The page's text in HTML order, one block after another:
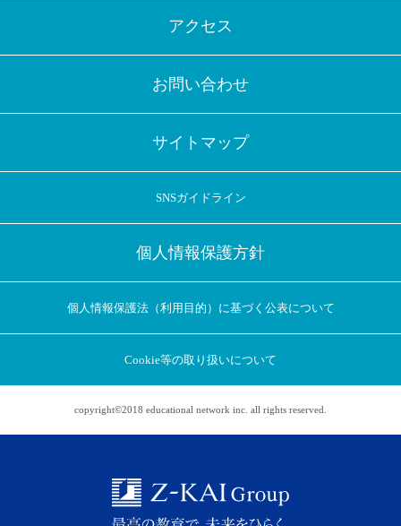
アプリに切り替えてみませんか
アプリ限定のコラムを配信中！
アクセス
お問い合わせ
サイトマップ
SNSガイドライン
個人情報保護方針
個人情報保護法（利用目的）に基づく公表について
Cookie等の取り扱いについて
copyright©2018 educational network inc. all rights reserved.